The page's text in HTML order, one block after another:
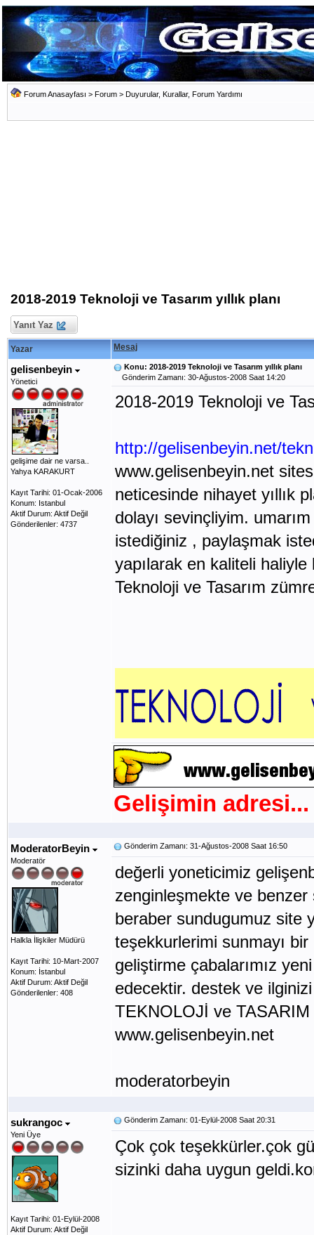
Forum Anasayfası > Forum > Duyurular, Kurallar, Forum Yardımı
2018-2019 Teknoloji ve Tasarım yıllık planı
Yanıt Yaz
Yazar Mesaj
gelisenbeyin
Yönetici
gelişime dair ne varsa..
Yahya KARAKURT
Kayıt Tarihi: 01-Ocak-2006
Konum: Istanbul
Aktif Durum: Aktif Değil
Gönderilenler: 4737
Konu: 2018-2019 Teknoloji ve Tasarım yıllık planı
Gönderim Zamanı: 30-Ağustos-2008 Saat 14:20
2018-2019 Teknoloji ve
http://gelisenbeyin.net/
www.gelisenbeyin.net
neticesinde nihayet yıllık
dolayı sevinçliyim.
istediğiniz , paylaşmak
yapılarak en kaliteli haliyle
Teknoloji ve Tasarım
Gelişimin adresi...
ModeratorBeyin
Moderatör
Halkla İlişkiler Müdürü
Kayıt Tarihi: 10-Mart-2007
Konum: İstanbul
Aktif Durum: Aktif Değil
Gönderilenler: 408
Gönderim Zamanı: 31-Ağustos-2008 Saat 16:50
değerli yoneticimiz
zenginleşmekte ve
beraber sundugumuz site
teşekkurlerimi sunmayı
geliştirme çabalarımız
edecektir. destek ve
TEKNOLOJİ ve TASARIM
www.gelisenbeyin.net
moderatorbeyin
sukrangoc
Yeni Üye
Kayıt Tarihi: 01-Eylül-2008
Aktif Durum: Aktif Değil
Gönderim Zamanı: 01-Eylül-2008 Saat 20:31
Çok çok teşekkürler.çok
sizinki daha uygun